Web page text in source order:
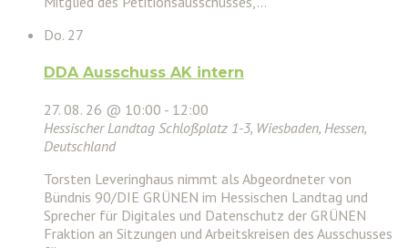
Do. 27
DDA Ausschuss AK intern
27. 08. 26 @ 10:00 - 12:00
Hessischer Landtag Schloßplatz 1-3, Wiesbaden, Hessen,
Deutschland
Torsten Leveringhaus nimmt als Abgeordneter von
Bündnis 90/DIE GRÜNEN im Hessischen Landtag und
Sprecher für Digitales und Datenschutz der GRÜNEN
Fraktion an Sitzungen und Arbeitskreisen des Ausschusses